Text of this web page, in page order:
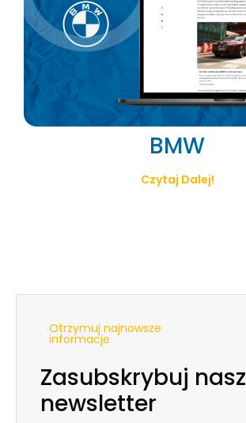
BMW
Czytaj Dalej!
Otrzymuj najnowsze
informacje
Zasubskrybuj nasz
newsletter